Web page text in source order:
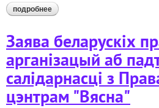
подробнее о заява беларускіх
прызнаннем баж
Заява беларускіх
арганізацый аб
салідарнасці з
цэнтрам "Вясна"